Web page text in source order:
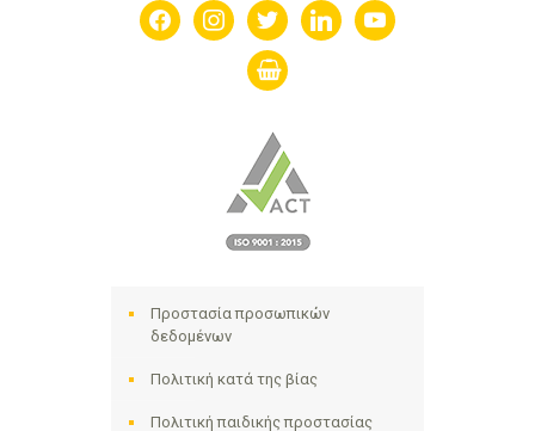
facebookinstagramtwitter linkedin youtube
shopping-
basket
Προστασία προσωπικών
δεδομένων
Πολιτική κατά της βίας
Πολιτική παιδικής προστασίας